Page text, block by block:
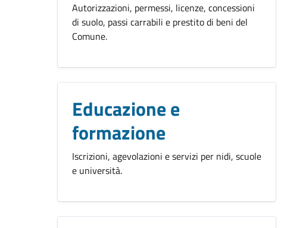
Autorizzazioni, permessi, licenze, concessioni
di suolo, passi carrabili e prestito di beni del
Comune.
Educazione e
formazione
Iscrizioni, agevolazioni e servizi per nidi, scuole
e università.